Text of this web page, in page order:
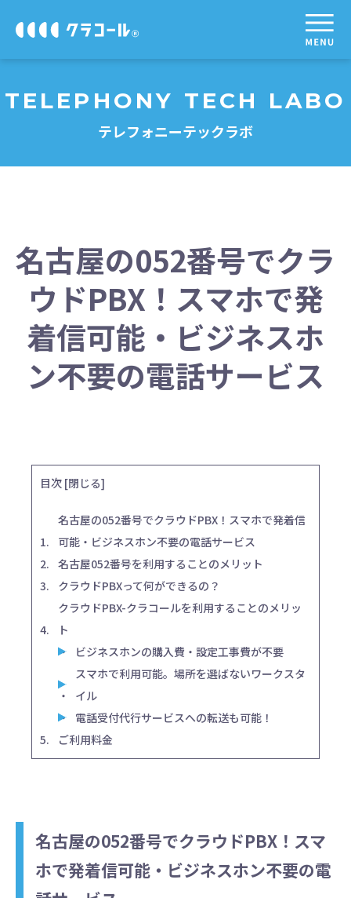
TELEPHONY TECH LABO
テレフォニーテックラボ
名古屋の052番号でクラ
ウドPBX！スマホで発
着信可能・ビジネスホ
ン不要の電話サービス
目次 [閉じる]
名古屋の052番号でクラウドPBX！スマホで発着信
可能・ビジネスホン不要の電話サービス
名古屋052番号を利用することのメリット
クラウドPBXって何ができるの？
クラウドPBX-クラコールを利用することのメリッ
ト
ビジネスホンの購入費・設定工事費が不要
スマホで利用可能。場所を選ばないワークスタ
イル
電話受付代行サービスへの転送も可能！
ご利用料金
名古屋の052番号でクラウドPBX！スマ
ホで発着信可能・ビジネスホン不要の電